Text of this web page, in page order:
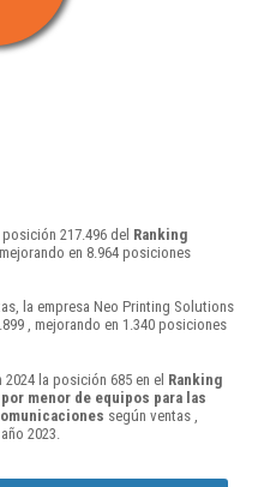
217.496 del Ranking
en 8.964 posiciones
la empresa Neo Printing Solutions
, mejorando en 1.340 posiciones
la posición 685 en el Ranking
menor de equipos para las
según ventas ,
2023.